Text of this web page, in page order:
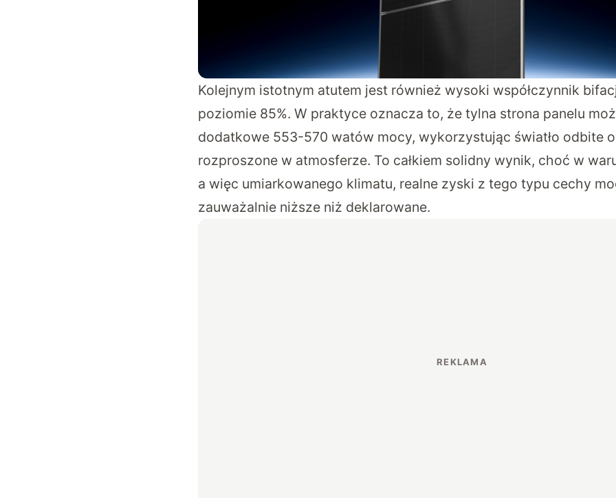
Kolejnym istotnym atutem jest również wysoki współczynnik
poziomie 85%. W praktyce oznacza to, że tylna strona panelu
dodatkowe 553-570 watów mocy, wykorzystując światło odbite
rozproszone w atmosferze. To całkiem solidny wynik, choć w
a więc umiarkowanego klimatu, realne zyski z tego typu cechy
zauważalnie niższe niż deklarowane.